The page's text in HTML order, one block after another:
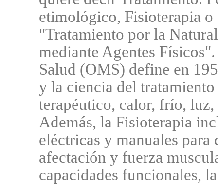
etimológico, Fisioterapia
"Tratamiento por la
mediante Agentes
Salud (OMS) define en
y la ciencia del
terapéutico, calor, frío,
Además, la Fisioterapia
eléctricas y manuales
afectación y fuerza
capacidades funcionales,